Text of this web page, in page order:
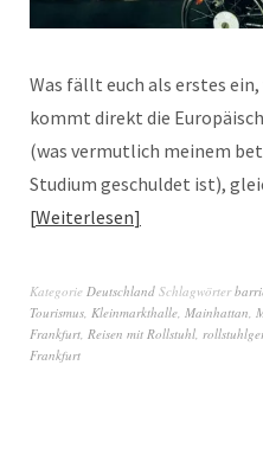
Was fällt euch als erstes
kommt direkt die
(was vermutlich meinem
Studium geschuldet ist),
Weiterlesen
Kategorie Deutschland Schlagwörter
Tourismus, Kleinmarkthalle, Mainhattan,
Frankfurt, Reisen mit Rollstuhl,
Frankfurt